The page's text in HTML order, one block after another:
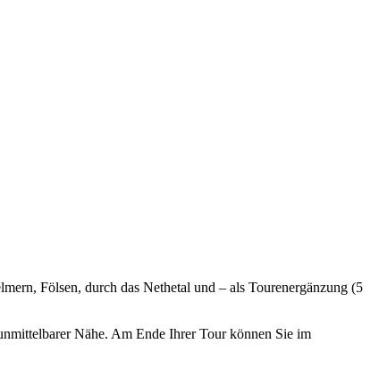
Fölsen, durch das Nethetal und – als Tourenergänzung (5
Nähe. Am Ende Ihrer Tour können Sie im